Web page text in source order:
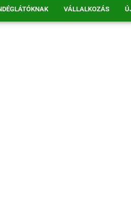
VÁLLALKOZÁS